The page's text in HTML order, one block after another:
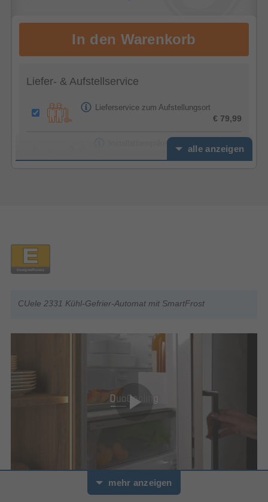
Liefer- & Aufstellservice
Lieferservice zum Aufstellungsort
€ 79,99
Installationspaket Premium (inkl.
Altgeräteentsorgung) - Standgerät
Zu-/Ablauf
alle anzeigen
CUele 2331 Kühl-Gefrier-Automat mit SmartFrost
mehr anzeigen